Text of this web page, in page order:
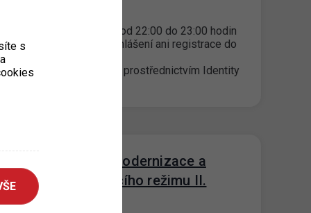
Dne 3.8.2022 v čase od 22:00 do 23:00 hodin
nebude dostupné přihlášení ani registrace do
účtu osu.zpspraha.cz prostřednictvím Identity
P+R postupná modernizace a
úprava parkovacího režimu II.
14. 7. 2022
s